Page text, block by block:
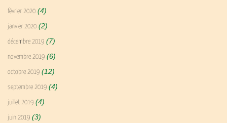
février 2020 (4)
janvier 2020 (2)
décembre 2019 (7)
novembre 2019 (6)
octobre 2019 (12)
septembre 2019 (4)
juillet 2019 (4)
juin 2019 (3)